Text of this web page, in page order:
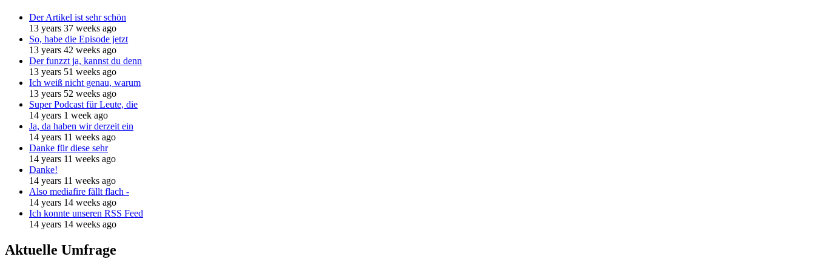
Der Artikel ist sehr schön
13 years 37 weeks ago
So, habe die Episode jetzt
13 years 42 weeks ago
Der funzzt ja, kannst du denn
13 years 51 weeks ago
Ich weiß nicht genau, warum
13 years 52 weeks ago
Super Podcast für Leute, die
14 years 1 week ago
Ja, da haben wir derzeit ein
14 years 11 weeks ago
Danke für diese sehr
14 years 11 weeks ago
Danke!
14 years 11 weeks ago
Also mediafire fällt flach -
14 years 14 weeks ago
Ich konnte unseren RSS Feed
14 years 14 weeks ago
Aktuelle Umfrage